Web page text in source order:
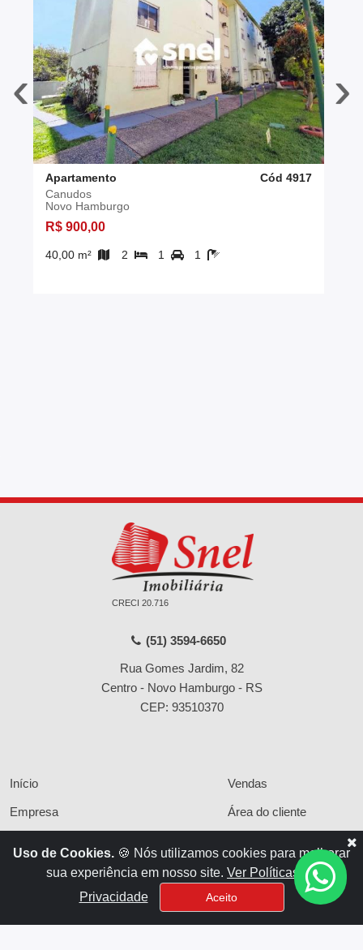
‹
Apartamento
Cód 4917
Canudos
Novo Hamburgo
R$ 900,00
40,00 m² 2 1 1
›
CRECI 20.716
(51) 3594-6650
Rua Gomes Jardim, 82
Centro - Novo Hamburgo - RS
CEP: 93510370
Início
Empresa
Financiamentos
Vendas
Área do cliente
Políticas de privacidade
Contato
Uso de Cookies. 🍪 Nós utilizamos cookies para melhorar
sua experiência em nosso site. Ver Políticas de
Privacidade
Aceito